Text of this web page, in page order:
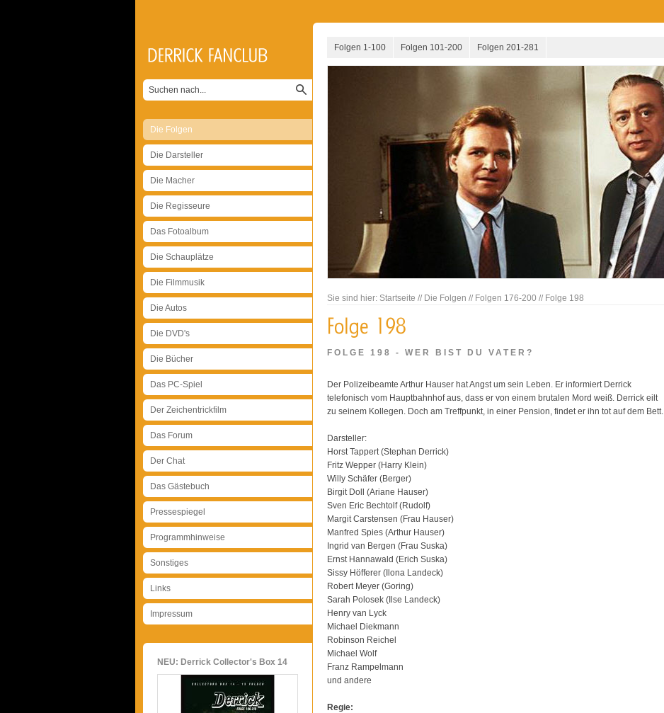
Die Folgen
Die Darsteller
Die Macher
Die Regisseure
Das Fotoalbum
Die Schauplätze
Die Filmmusik
Die Autos
Die DVD's
Die Bücher
Das PC-Spiel
Der Zeichentrickfilm
Das Forum
Der Chat
Das Gästebuch
Pressespiegel
Programmhinweise
Sonstiges
Links
Impressum
NEU: Derrick Collector's Box 14
Folgen 1-100 Folgen 101-200 Folgen 201-281
Sie sind hier: Startseite // Die Folgen // Folgen 176-200 // Folge 198
FOLGE 198 - WER BIST DU VATER?
Der Polizeibeamte Arthur Hauser hat Angst um sein Leben. Er informiert Derrick
telefonisch vom Hauptbahnhof aus, dass er von einem brutalen Mord weiß. Derrick eilt
zu seinem Kollegen. Doch am Treffpunkt, in einer Pension, findet er ihn tot auf dem Bett.
Darsteller:
Horst Tappert (Stephan Derrick)
Fritz Wepper (Harry Klein)
Willy Schäfer (Berger)
Birgit Doll (Ariane Hauser)
Sven Eric Bechtolf (Rudolf)
Margit Carstensen (Frau Hauser)
Manfred Spies (Arthur Hauser)
Ingrid van Bergen (Frau Suska)
Ernst Hannawald (Erich Suska)
Sissy Höfferer (Ilona Landeck)
Robert Meyer (Goring)
Sarah Polosek (Ilse Landeck)
Henry van Lyck
Michael Diekmann
Robinson Reichel
Michael Wolf
Franz Rampelmann
und andere
Regie: